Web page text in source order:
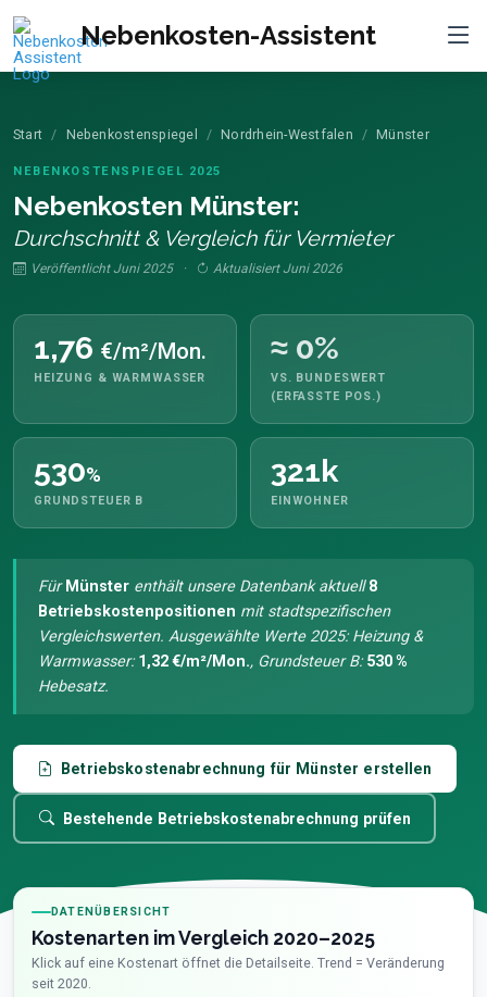
Nebenkosten-Assistent
Start Nebenkostenspiegel Nordrhein-Westfalen Münster
NEBENKOSTENSPIEGEL 2025
Nebenkosten Münster:
Durchschnitt & Vergleich für Vermieter
Veröffentlicht Juni 2025 · Aktualisiert Juni 2026
1,76 €/m²/Mon.
HEIZUNG & WARMWASSER
≈ 0%
VS. BUNDESWERT
(ERFASSTE POS.)
530%
GRUNDSTEUER B
321k
EINWOHNER
Für Münster enthält unsere Datenbank aktuell8
Betriebskostenpositionen mit stadtspezifischen
Vergleichswerten. Ausgewählte Werte 2025: Heizung &
Warmwasser:1,32 €/m²/Mon., Grundsteuer B:530 %
Hebesatz.
Betriebskostenabrechnung für Münster erstellen
Bestehende Betriebskostenabrechnung prüfen
DATENÜBERSICHT
Kostenarten im Vergleich 2020–2025
Klick auf eine Kostenart öffnet die Detailseite. Trend = Veränderung
seit 2020.